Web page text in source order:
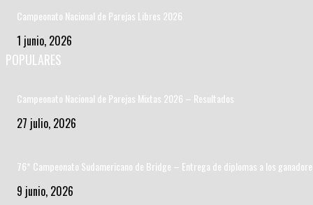
Campeonato Nacional de Parejas Libres 2026
1 junio, 2026
POPULARES
Campeonato Nacional de Parejas Mixtas 2026 – Resultados
27 julio, 2026
76* Campeonato Sudamericano de Bridge – Entrega de diplomas a los
9 junio, 2026